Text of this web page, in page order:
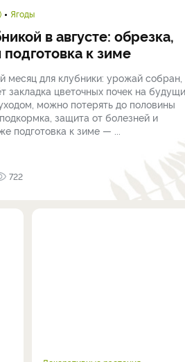
Ягоды
в августе: обрезка,
к зиме
месяц для клубники: урожай собран,
закладка цветочных почек на
можно потерять до половины
защита от болезней и
подготовка к зиме — ...
722